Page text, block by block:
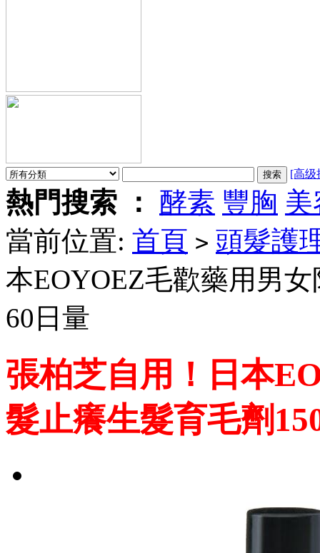
[高级
熱門搜索 ： 酵素 豐胸 美
當前位置: 首頁 > 頭髮護
本EOYOEZ毛歡藥用男
60日量
張柏芝自用！日本
髮止癢生髮育毛劑